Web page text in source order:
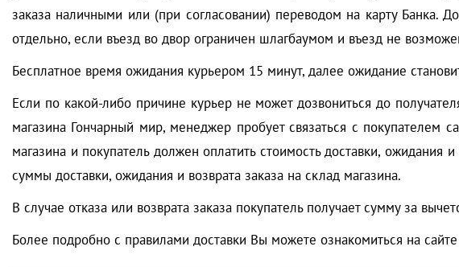
заказа наличными или (при согласовании) переводом на карту Банка.
отдельно, если въезд во двор ограничен шлагбаумом и въезд не
Бесплатное время ожидания курьером 15 минут, далее ожидание
Если по какой-либо причине курьер не может дозвониться до
магазина Гончарный мир, менеджер пробует связаться с покупателем
магазина и покупатель должен оплатить стоимость доставки,
суммы доставки, ожидания и возврата заказа на склад магазина.
В случае отказа или возврата заказа покупатель получает сумму за
Более подробно с правилами доставки Вы можете ознакомиться на